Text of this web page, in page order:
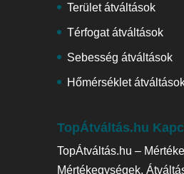
Terület átváltások
Térfogat átváltások
Sebesség átváltások
Hőmérséklet
TopÁtváltás.hu
TopÁtváltás.hu –
Mértékegységek,